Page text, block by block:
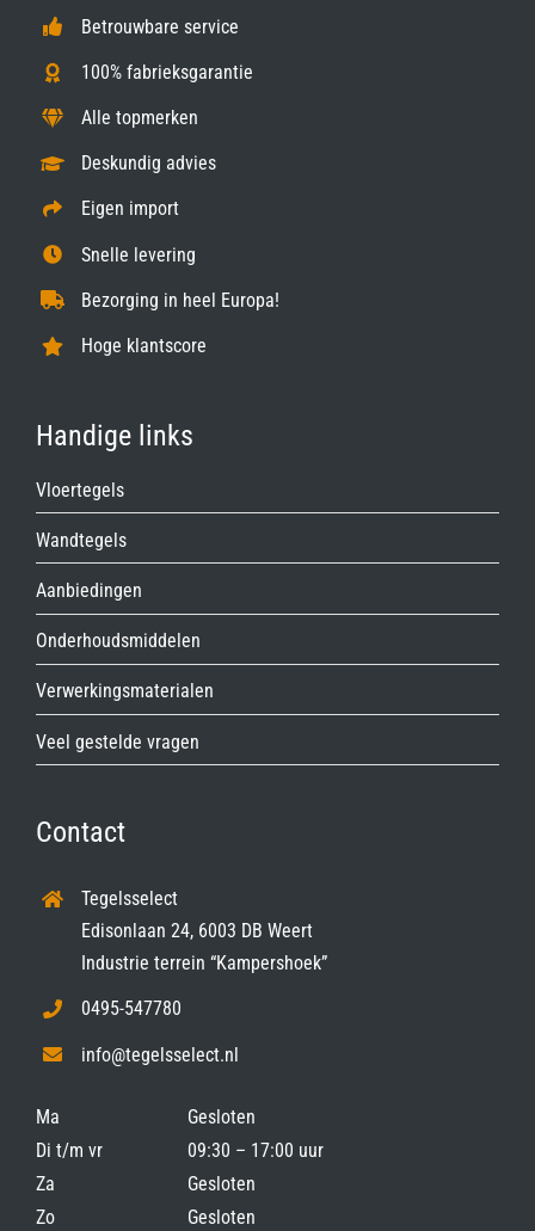
Betrouwbare service
100% fabrieksgarantie
Alle topmerken
Deskundig advies
Eigen import
Snelle levering
Bezorging in heel Europa!
Hoge klantscore
Handige links
Vloertegels
Wandtegels
Aanbiedingen
Onderhoudsmiddelen
Verwerkingsmaterialen
Veel gestelde vragen
Contact
Tegelsselect
Edisonlaan 24, 6003 DB Weert
Industrie terrein “Kampershoek”
0495-547780
info@tegelsselect.nl
Ma
Gesloten
Di t/m vr
09:30 – 17:00 uur
Za
Gesloten
Zo
Gesloten